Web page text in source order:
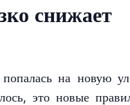
снижает
на новую
это новые